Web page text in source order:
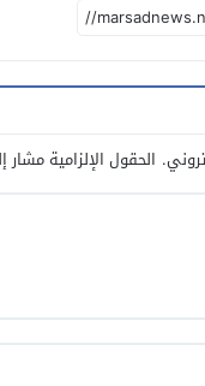
الحقول الإلزامية مشار